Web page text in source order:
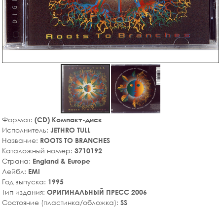
Формат: (CD) Компакт-диск
Исполнитель: JETHRO TULL
Название: ROOTS TO BRANCHES
Каталожный номер: 3710192
Страна: England & Europe
Лейбл: EMI
Год выпуска: 1995
Тип издания: ОРИГИНАЛЬНЫЙ ПРЕСС 2006
Состояние (пластинка/обложка): SS